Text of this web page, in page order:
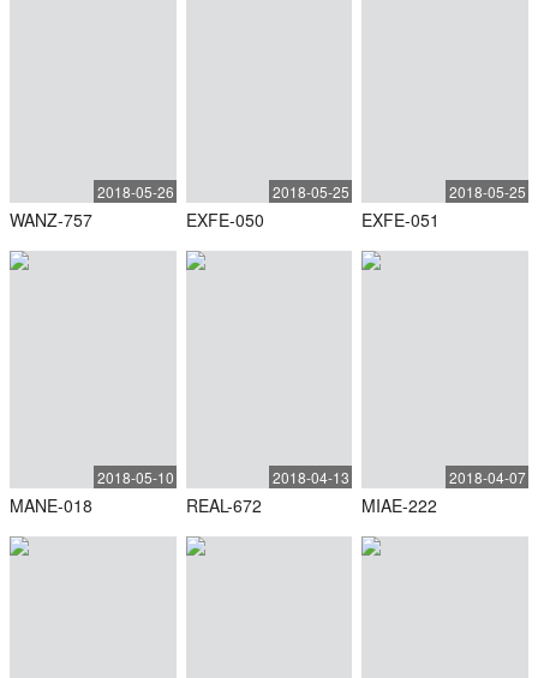
2018-05-26
WANZ-757
2018-05-25
EXFE-050
2018-05-25
EXFE-051
2018-05-10
MANE-018
2018-04-13
REAL-672
2018-04-07
MIAE-222